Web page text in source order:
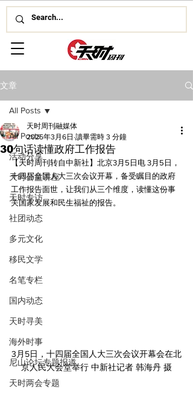
文章
All Posts
活动分享
天时公益讲座
天时专访
社团动态
多元文化
移民文学
名笔专栏
国内动态
天时寻美
海外时事
尼山论坛专题报道
天时两会专题
All Posts
30句话读懂政府工作报告
天时周刊融媒体
2025年3月6日 讀畢需時 3 分鐘
【天时周刊转自中新社】北京3月5日电 3月5日，
十四届全国人大三次会议开幕，备受瞩目的政府
工作报告面世，让我们从三个维度，读懂这份事
关国家发展和民生福祉的报告。
3月5日，十四届全国人大三次会议开幕会在北
京人民大会堂举行 中新社记者 韩海丹 摄